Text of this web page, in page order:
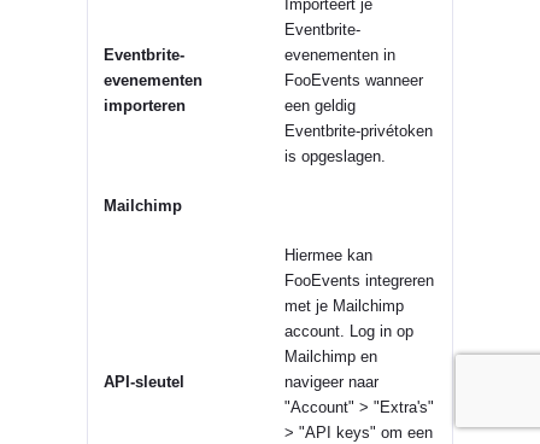
Eventbrite-
evenementen
importeren
Importeert je
Eventbrite-
evenementen in
FooEvents wanneer
een geldig
Eventbrite-privétoken
is opgeslagen.
Mailchimp
API-sleutel
Hiermee kan
FooEvents integreren
met je Mailchimp
account. Log in op
Mailchimp en
navigeer naar
"Account" > "Extra's"
> "API keys" om een